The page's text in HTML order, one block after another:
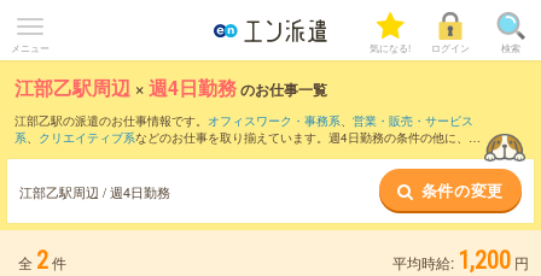
メニュー 気になる! ログイン 検索
江部乙駅周辺 ×週4日勤務のお仕事一覧
江部乙駅の派遣のお仕事情報です。 オフィスワーク・事務系、 営業・販売・サービス
系、 クリエイティブ系などのお仕事を取り揃えています。週4日勤務の条件の他に、 交
江部乙駅周辺 / 週4日勤務 条件の変更
全 2件 平均時給: 1,200 円